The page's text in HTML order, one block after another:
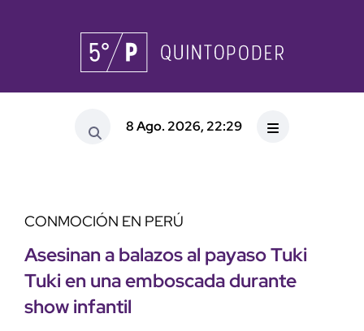
8 Ago. 2026, 22:29
CONMOCIÓN EN PERÚ
Asesinan a balazos al payaso Tuki
Tuki en una emboscada durante
show infantil